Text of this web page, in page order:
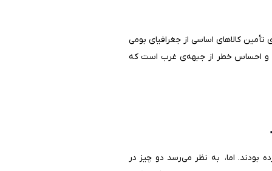
کالاهای اساسی از جغرافیای بومی
و احساس خطر از جبهه‌ی غرب است که
بودند. اما، به نظر می‌رسد دو چیز در